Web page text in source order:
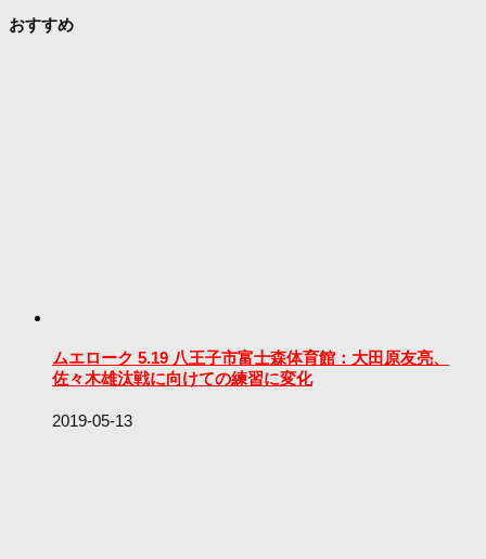
おすすめ
ムエローク 5.19 八王子市富士森体育館：大田原友亮、
佐々木雄汰戦に向けての練習に変化
2019-05-13